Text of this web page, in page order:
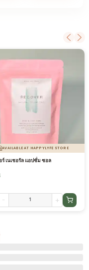
AVAILABLE AT HAPPYLYFE STORE
ร์ เนเชอรัล แอปซั่ม ซอล
- +